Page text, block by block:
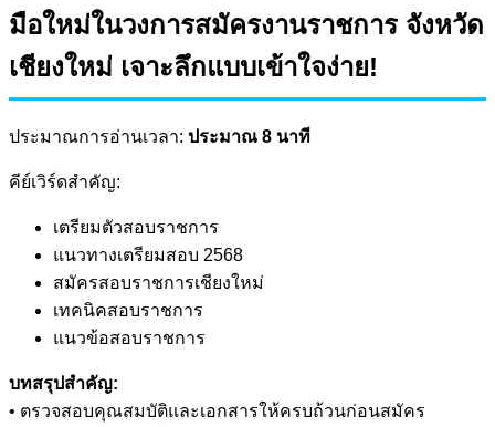
มือใหม่ในวงการสมัครงานราชการ จังหวัด
เชียงใหม่ เจาะลึกแบบเข้าใจง่าย!
ประมาณการอ่านเวลา: ประมาณ 8 นาที
คีย์เวิร์ดสำคัญ:
เตรียมตัวสอบราชการ
แนวทางเตรียมสอบ 2568
สมัครสอบราชการเชียงใหม่
เทคนิคสอบราชการ
แนวข้อสอบราชการ
บทสรุปสำคัญ:
• ตรวจสอบคุณสมบัติและเอกสารให้ครบถ้วนก่อนสมัคร